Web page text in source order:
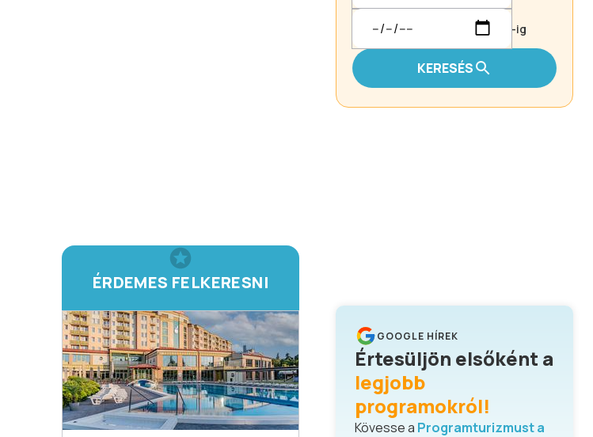
ÉRDEMES FELKERESNI
-ig
KERESÉS
GOOGLE HÍREK
Értesüljön elsőként a
legjobb
programokról!
Kövesse a Programturizmust a